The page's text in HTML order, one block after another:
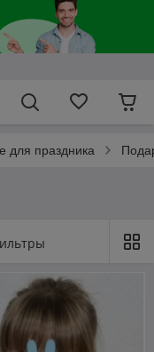
для праздника